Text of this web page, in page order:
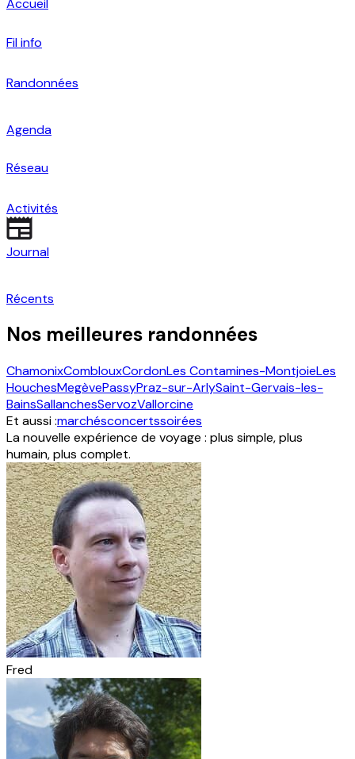
Fil info
Randonnées
Agenda
Réseau
Activités
Journal
Récents
Nos meilleures randonnées
ChamonixComblouxCordonLes Contamines-MontjoieLes
HouchesMegèvePassyPraz-sur-ArlySaint-Gervais-les-
BainsSallanchesServozVallorcine
Et aussi :marchésconcertssoirées
La nouvelle expérience de voyage : plus simple, plus
humain, plus complet.
Fred